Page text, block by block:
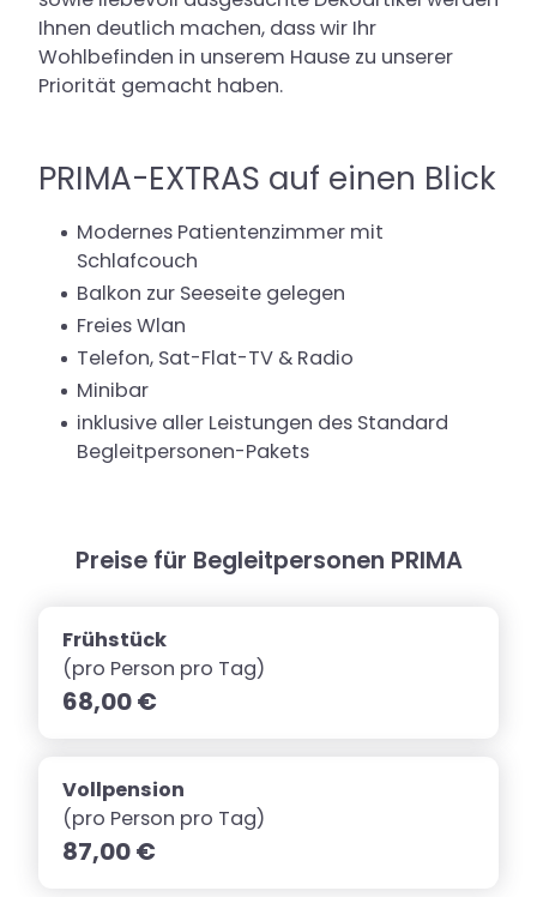
Ihnen deutlich machen, dass wir Ihr
Wohlbefinden in unserem Hause zu unserer
Priorität gemacht haben.
PRIMA-EXTRAS auf einen Blick
Modernes Patientenzimmer mit
Schlafcouch
Balkon zur Seeseite gelegen
Freies Wlan
Telefon, Sat-Flat-TV & Radio
Minibar
inklusive aller Leistungen des Standard
Begleitpersonen-Pakets
Preise für Begleitpersonen PRIMA
Frühstück
(pro Person pro Tag)
68,00 €
Vollpension
(pro Person pro Tag)
87,00 €